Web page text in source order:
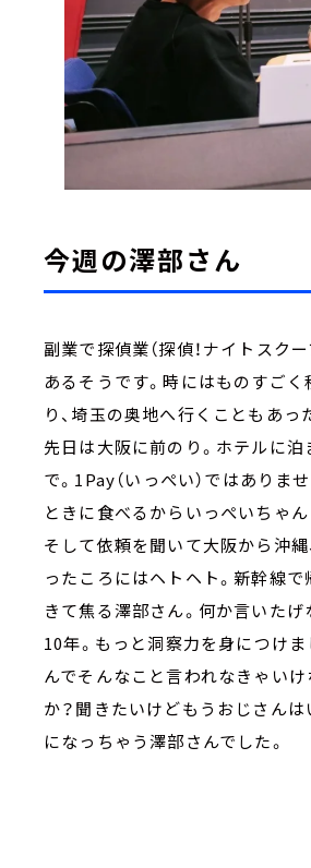
今週の澤部さん
副業で探偵業（探偵！ナイトスク
あるそうです。時にはものすご
り、埼玉の奥地へ行くこともあっ
先日は大阪に前のり。ホテルに
で。1Pay（いっぺい）ではあり
ときに食べるからいっぺいちゃ
そして依頼を聞いて大阪から沖
ったころにはヘトヘト。新幹線
きて焦る澤部さん。何か言いた
10年。もっと洞察力を身につけ
んでそんなこと言われなきゃい
か？聞きたいけどもうおじさん
になっちゃう澤部さんでした。